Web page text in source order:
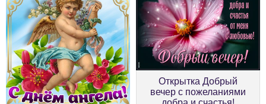
Открытка Добрый
вечер с пожеланиями